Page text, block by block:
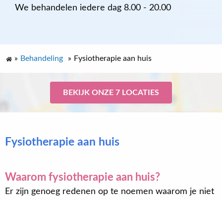
We behandelen iedere dag 8.00 - 20.00
» Behandeling » Fysiotherapie aan huis
BEKIJK ONZE 7 LOCATIES
Fysiotherapie aan huis
Waarom fysiotherapie aan huis?
Er zijn genoeg redenen op te noemen waarom je niet